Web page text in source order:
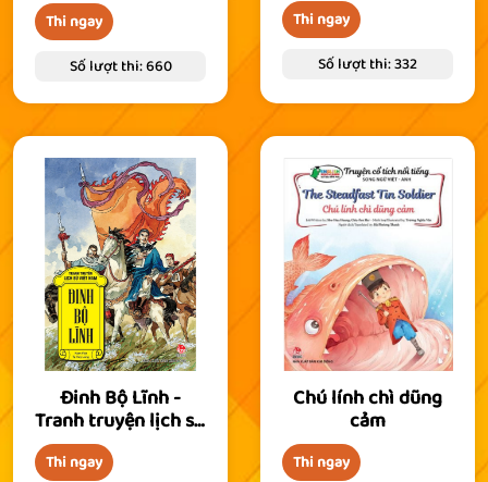
Thi ngay
Số lượt thi: 660
Thi ngay
Số lượt thi: 332
Đinh Bộ Lĩnh -
Tranh truyện lịch sử
Việt Nam
Thi ngay
Chú lính chì dũng
cảm
Thi ngay